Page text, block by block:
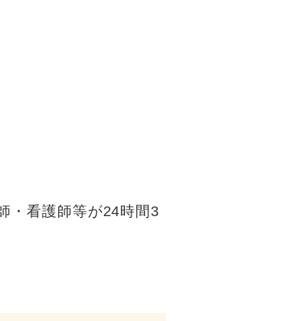
・看護師等が24時間3